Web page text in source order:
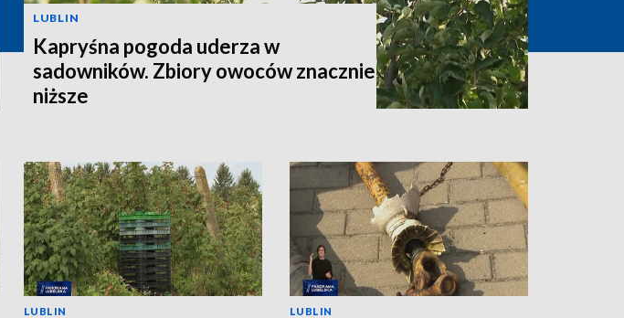
LUBLIN
Kapryśna pogoda uderza w
sadowników. Zbiory owoców znacznie
niższe
LUBLIN LUBLIN